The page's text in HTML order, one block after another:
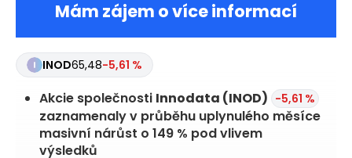
Mám zájem o více informací
INOD65,48-5,61 %
Akcie společnosti Innodata (INOD) -5,61 %
zaznamenaly v průběhu uplynulého měsíce
masivní nárůst o 149 % pod vlivem
výsledků